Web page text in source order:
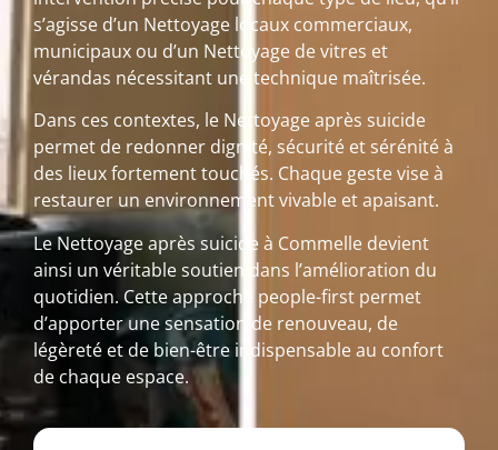
s’agisse d’un Nettoyage locaux commerciaux,
municipaux ou d’un Nettoyage de vitres et
vérandas nécessitant une technique maîtrisée.
Dans ces contextes, le Nettoyage après suicide
permet de redonner dignité, sécurité et sérénité à
des lieux fortement touchés. Chaque geste vise à
restaurer un environnement vivable et apaisant.
Le Nettoyage après suicide à Commelle devient
ainsi un véritable soutien dans l’amélioration du
quotidien. Cette approche people-first permet
d’apporter une sensation de renouveau, de
légèreté et de bien-être indispensable au confort
de chaque espace.